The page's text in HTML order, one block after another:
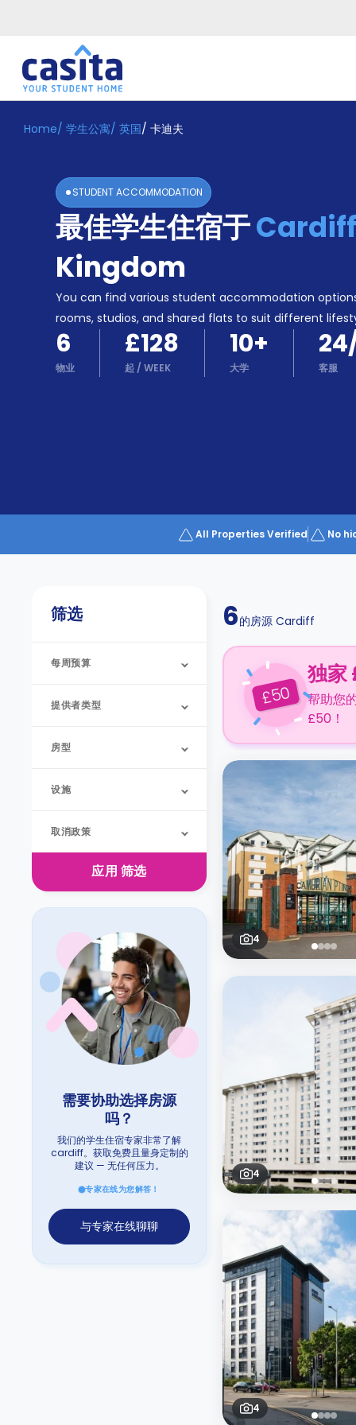
Home ZH GBP
入
Booking
Accommodation
Become
Partner
Home/ 学生公寓/ 英国/ 卡迪夫
STUDENT ACCOMMODATION
最佳学生住宿于Cardiff
Kingdom
You can find various student accommodation
rooms, studios, and shared flats to suit different
6
物业
£128
起 /WEEK
10+
大学 客服
All Properties Verified No
筛选
每周预算
提供者类型
房型
设施
取消政策
应用 筛选
需要协助选择房源
吗？
我们的学生住宿专家非常了解
cardiff。获取免费且量身定制的
建议 — 无任何压力。
专家在线为您解答！
与专家在线聊聊
6的房源 Cardiff
£50
独家
帮助您
£50！
4
4
4